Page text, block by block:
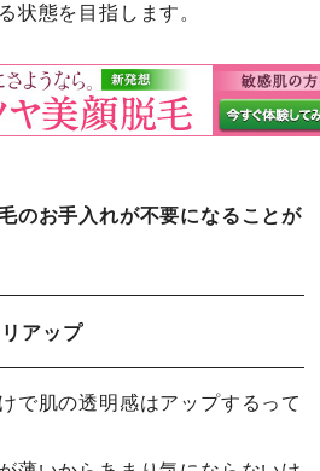
状態を目指します。
のお手入れが不要になることが
アップ
で肌の透明感はアップするって